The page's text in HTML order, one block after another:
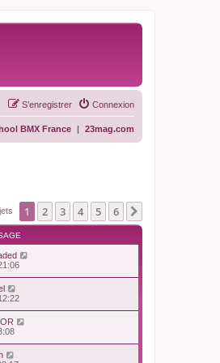
Connexion
S’enregistrer
23mag.com
|
BMX France
1 2 3 4 5 6